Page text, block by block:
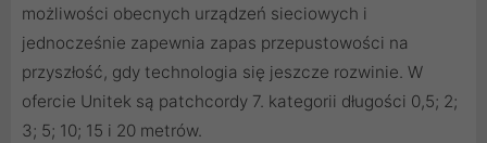
możliwości obecnych urządzeń sieciowych i
jednocześnie zapewnia zapas przepustowości na
przyszłość, gdy technologia się jeszcze rozwinie. W
ofercie Unitek są patchcordy 7. kategorii długości 0,5; 2;
3; 5; 10; 15 i 20 metrów.